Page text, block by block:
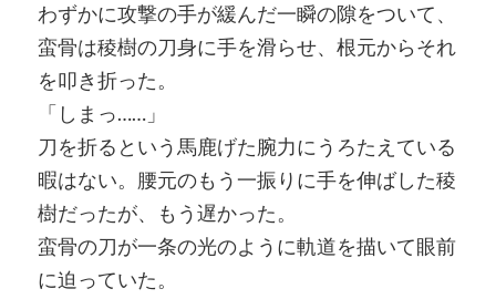
わずかに攻撃の手が緩んだ一瞬の隙をついて、
蛮骨は稜樹の刀身に手を滑らせ、根元からそれ
を叩き折った。
「しまっ……」
刀を折るという馬鹿げた腕力にうろたえている
暇はない。腰元のもう一振りに手を伸ばした稜
樹だったが、もう遅かった。
蛮骨の刀が一条の光のように軌道を描いて眼前
に迫っていた。